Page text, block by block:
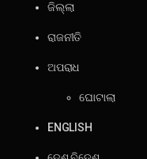
ଜିଲ୍ଲା
ରାଜନୀତି
ଅପରାଧ
ଘୋଟାଲା
ENGLISH